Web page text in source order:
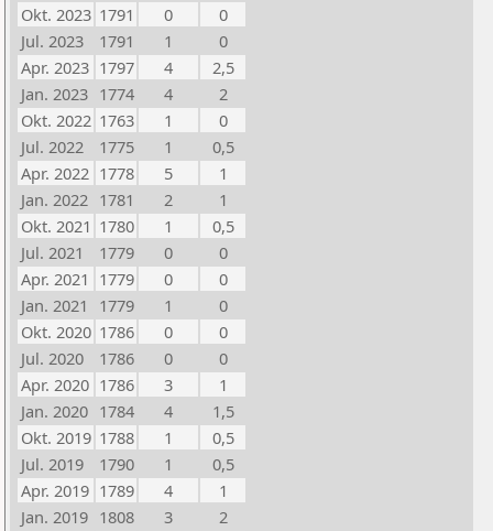
Okt. 2023 1791 0
0
Jul. 2023
1791 1
0
Apr. 2023 1797 4
2,5
Jan. 2023 1774 4
2
Okt. 2022 1763 1
0
Jul. 2022
1775 1
0,5
Apr. 2022 1778 5
1
Jan. 2022 1781 2
1
Okt. 2021 1780 1
0,5
Jul. 2021
1779 0
0
Apr. 2021 1779 0
0
Jan. 2021
1779 1
0
Okt. 2020 1786 0
0
Jul. 2020
1786 0
0
Apr. 2020 1786 3
1
Jan. 2020 1784 4
1,5
Okt. 2019 1788 1
0,5
Jul. 2019
1790 1
0,5
Apr. 2019 1789 4
1
Jan. 2019 1808 3
2